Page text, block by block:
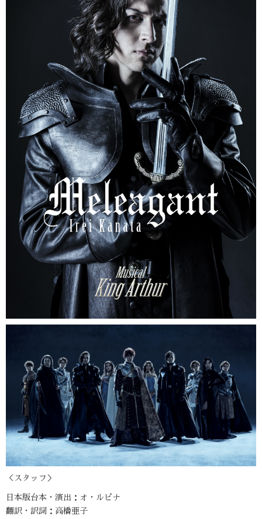
＜スタッフ＞
日本版台本・演出：オ・ルピナ
翻訳・訳詞：高橋亜子